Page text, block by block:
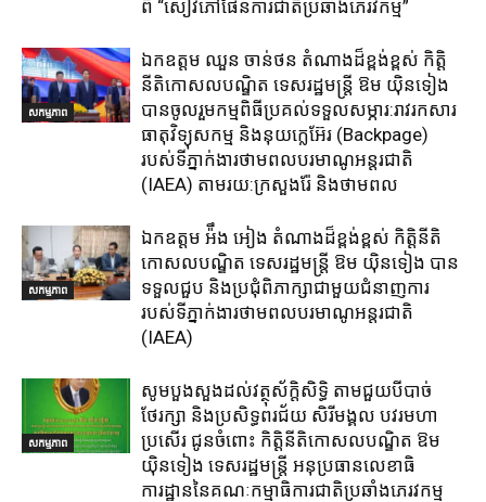
ពី​ “សៀវភៅផែនការជាតិប្រឆាំងភេរវកម្ម”
សកម្មភាព
ឯកឧត្តម ឈួន​ ចាន់ថន​ តំណាងដ៏ខ្ពង់ខ្ពស់ កិត្តិ
នីតិកោសលបណ្ឌិត ទេសរដ្ឋមន្ត្រី ឱម យ៉ិនទៀង
បានចូលរួមកម្មពិធីប្រគល់ទទួលសម្ភារ:​រាវរកសារ
ធាតុវិទ្យុសកម្ម​ និង​នុយក្លេអ៊ែរ​ (Backpage)
របស់ទីភ្នាក់ងារថាមពលបរមាណូអន្តរជាតិ
(IAEA) តាមរយ:ក្រសួងរ៉ែ និងថាមពល​
សកម្មភាព
ឯកឧត្តម អ៉ឹង អៀង តំណាងដ៏ខ្ពង់ខ្ពស់ កិត្តិនីតិ
កោសលបណ្ឌិត ទេសរដ្ឋមន្ត្រី ឱម យ៉ិនទៀង បាន
ទទួលជួប និងប្រជុំពិភាក្សាជាមួយជំនាញការ
របស់ទីភ្នាក់ងារថាមពលបរមាណូអន្តរជាតិ
(IAEA)
សកម្មភាព
សូមបួងសួងដល់វត្ថុស័ក្តិសិទ្ធិ តាមជួយបីបាច់
ថែរក្សា និងប្រសិទ្ធពរជ័យ សិរីមង្គល បវរមហា
ប្រសើរ ជូនចំពោះ កិត្តិនីតិកោសលបណ្ឌិត ឱម
យ៉ិនទៀង ទេសរដ្ឋមន្រ្តី អនុប្រធានលេខាធិ
ការដ្ឋាននៃគណៈកម្មាធិការជាតិប្រឆាំងភេរវកម្ម